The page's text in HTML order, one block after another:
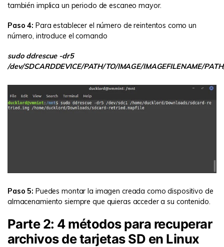
también implica un periodo de escaneo mayor.
Paso 4: Para establecer el número de reintentos como un
número, introduce el comando
sudo ddrescue -dr5
/dev/SDCARDDEVICE/PATH/TO/IMAGE/IMAGEFILENAME/
Paso 5: Puedes montar la imagen creada como dispositivo de
almacenamiento siempre que quieras acceder a su contenido.
Parte 2: 4 métodos para recuperar
archivos de tarjetas SD en Linux